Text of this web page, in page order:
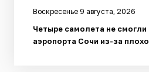
Воскресенье 9 августа, 2026
Четыре самолета не смогли
аэропорта Сочи из-за